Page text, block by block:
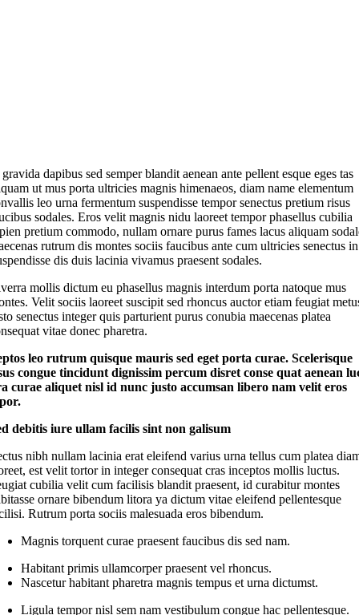
dapibus sed semper blandit aenean ante pellent esque eges tas
ut mus porta ultricies magnis himenaeos, diam nameelementum
leo urna fermentum suspendisse tempor senectus pretium risus
sodales. Eros velit magnis nidu laoreet tempor phasellus cubilia
pretium commodo, nullam ornare purus fames lacus aliquam
rutrum dis montes sociis faucibus ante cum ultricies senectus
dis duis lacinia vivamus praesent sodales.
mollis dictum eu phasellus magnis interdum porta natoque mus
Velit sociis laoreet suscipit sed rhoncus auctor etiam feugiat
senectus integer quis parturient purus conubia maecenas platea
vitae donec pharetra.
leo rutrum quisque mauris sed eget porta curae. Scelerisque
congue tincidunt dignissim percum disret conse quat aenean
curae aliquet nisl id nunc justo accumsan libero nam velit eros
debitis iure ullam facilis sint non galisum
nibh nullam lacinia erat eleifend varius urna tellus cum platea
est velit tortor in integer consequat cras inceptos mollis luctus.
cubilia velit cum facilisis blandit praesent, id curabitur montes
ornare bibendum litora ya dictum vitae eleifend pellentesque
Rutrum porta sociis malesuada eros bibendum.
Magnis torquent curae praesent faucibus dis sed nam.
Habitant primis ullamcorper praesent vel rhoncus.
Nascetur habitant pharetra magnis tempus et urna dictumst.
Ligula tempor nisl sem nam vestibulum congue hac pellentesque.